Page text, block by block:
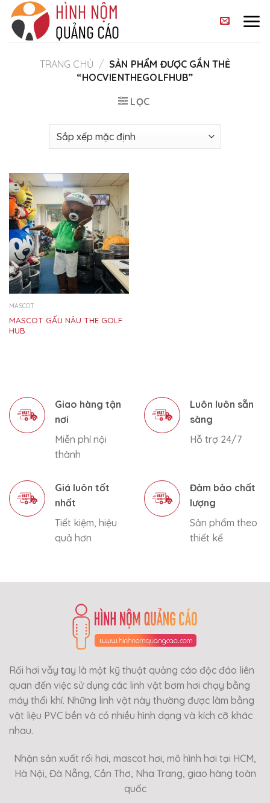
Skip
content
TRANG CHỦ / SẢN PHẨM ĐƯỢC GẮN THẺ
“HOCVIENTHEGOLFHUB”
LỌC
MASCOT
MASCOT GẤU NÂU THE GOLF
HUB
Giao hàng tận
nơi
Miễn phí nội
thành
Luôn luôn sẵn
sàng
Hỗ trợ 24/7
Giá luôn tốt
nhất
Tiết kiệm, hiệu
quả hơn
Đảm bảo chất
lượng
Sản phẩm theo
thiết kế
Rối hơi vẫy tay là một kỹ thuật quảng cáo độc đáo liên
quan đến việc sử dụng các linh vật bơm hơi chạy bằng
máy thổi khí. Những linh vật này thường được làm bằng
vật liệu PVC bền và có nhiều hình dạng và kích cỡ khác
nhau.
Nhận sản xuất rối hơi, mascot hơi, mô hình hơi tại HCM,
Hà Nội, Đà Nẵng, Cần Thơ, Nha Trang, giao hàng toàn
quốc